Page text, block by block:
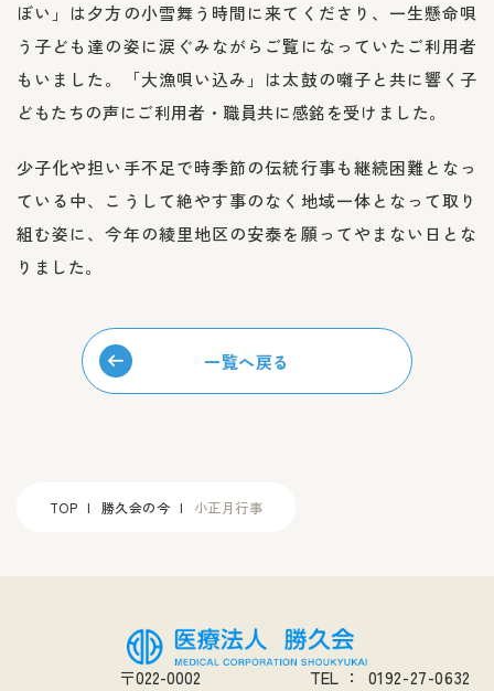
ぼい」は夕方の小雪舞う時間に来てくださり、一生懸命唄
う子ども達の姿に涙ぐみながらご覧になっていたご利用者
もいました。「大漁唄い込み」は太鼓の囃子と共に響く子
どもたちの声にご利用者・職員共に感銘を受けました。
少子化や担い手不足で時季節の伝統行事も継続困難となっ
ている中、こうして絶やす事のなく地域一体となって取り
組む姿に、今年の綾里地区の安泰を願ってやまない日とな
りました。
一覧へ戻る
TOP 勝久会の今 小正月行事
〒022-0002
TEL ：
0192-27-0632